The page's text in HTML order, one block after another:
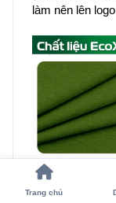
làm nên lên
Trang chủ